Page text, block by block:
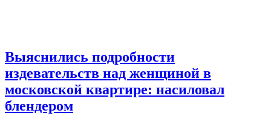
Выяснились подробности
издевательств над женщиной в
московской квартире: насиловал
блендером